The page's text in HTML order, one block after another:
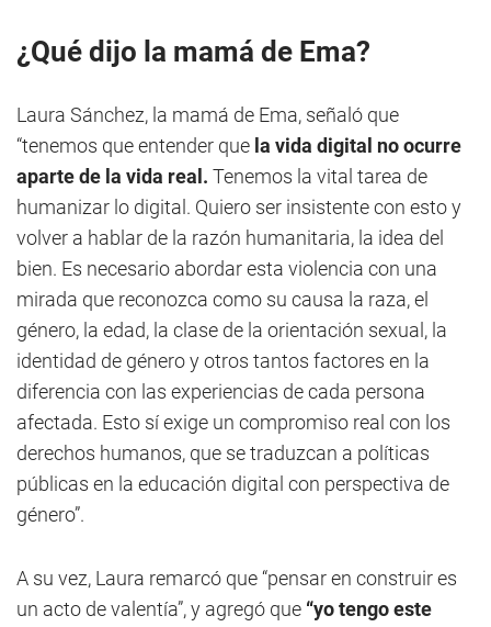
¿Qué dijo la mamá de Ema?
Laura Sánchez, la mamá de Ema, señaló que
“tenemos que entender que la vida digital no ocurre
aparte de la vida real. Tenemos la vital tarea de
humanizar lo digital. Quiero ser insistente con esto y
volver a hablar de la razón humanitaria, la idea del
bien. Es necesario abordar esta violencia con una
mirada que reconozca como su causa la raza, el
género, la edad, la clase de la orientación sexual, la
identidad de género y otros tantos factores en la
diferencia con las experiencias de cada persona
afectada. Esto sí exige un compromiso real con los
derechos humanos, que se traduzcan a políticas
públicas en la educación digital con perspectiva de
género”.
A su vez, Laura remarcó que “pensar en construir es
un acto de valentía”, y agregó que “yo tengo este